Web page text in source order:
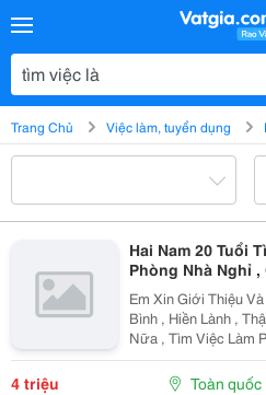
Trang Chủ Việc làm, tuyển dụng
Hai Nam 20 Tuổi
Phòng Nhà Nghỉ
Em Xin Giới Thiệu
Bình , Hiền Lành ,
Nữa , Tìm Việc Làm
Hoặc Quán Hát
Đêm Lẫn Ca Ngày
4 triệu Toàn quốc